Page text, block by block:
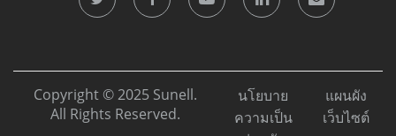
Copyright © 2025 Sunell.
All Rights Reserved.
นโยบาย
ความเป็น
แผนผัง
เว็บไซต์